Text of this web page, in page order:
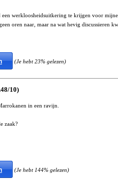
een werkloosheidsuitkering te krijgen voor
oren naar, maar na wat hevig discussieren
(Je hebt 23% gelezen)
10)
in een ravijn.
zaak?
(Je hebt 144% gelezen)